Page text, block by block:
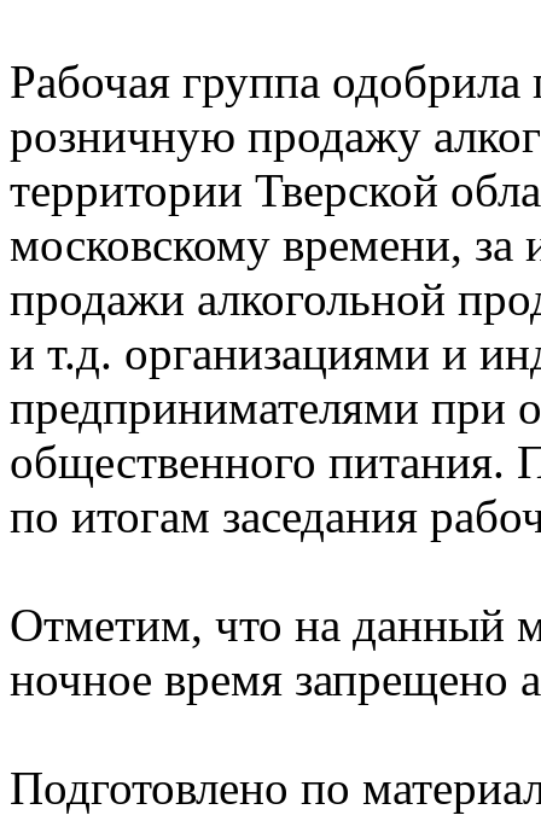
Рабочая группа
розничную продажу
территории Тверской
московскому времени,
продажи алкогольной
и т.д. организациями и
предпринимателями при
общественного питания.
по итогам заседания
Отметим, что на данный
ночное время запрещено
Подготовлено по